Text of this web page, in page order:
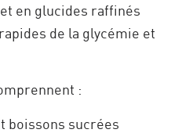
en glucides raffinés
de la glycémie et
:
boissons sucrées